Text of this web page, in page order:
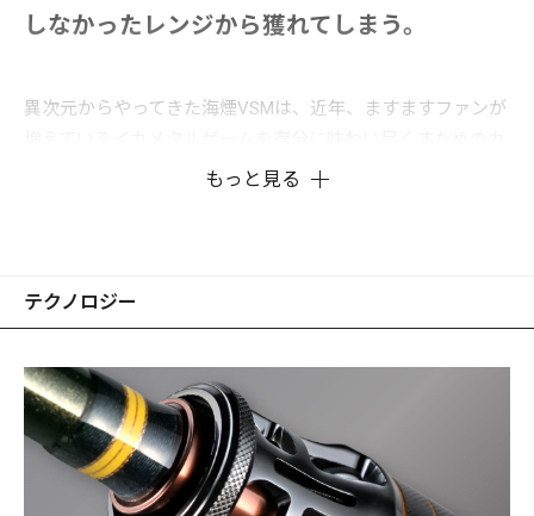
しなかったレンジから獲れてしまう。
異次元からやってきた海煙VSMは、近年、ますますファンが
スタムロッドです。メガバスが長年蓄積してきた至高のロッ
ティップからバット、ガイドシステム、メガバスロッド独自
のヘッドロッキングシステム(PAT.）とリールシートD.PAT.P
と視覚的な「目感度」を飛躍的に高めるべく、全方位から釣
果を上げるダイレクタビリティを追究。
メタルスッテをメインに使用するベイトモデルは、力を入れ
ずともロッドとリールを深く握り込むことができ、ロッドと
の一体感と感度、操作時の安定感を高め、長時間保持による
もっと見る
テクノロジー